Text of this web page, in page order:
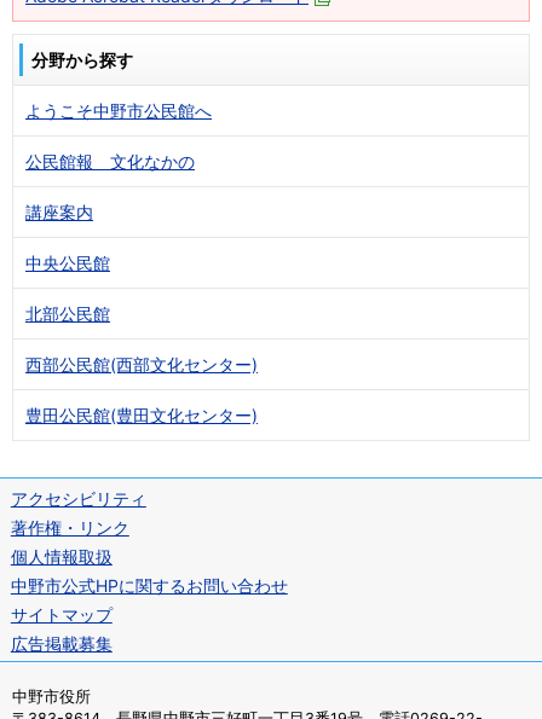
分野から探す
ようこそ中野市公民館へ
公民館報 文化なかの
講座案内
中央公民館
北部公民館
西部公民館(西部文化センター)
豊田公民館(豊田文化センター)
アクセシビリティ
著作権・リンク
個人情報取扱
中野市公式HPに関するお問い合わせ
サイトマップ
広告掲載募集
中野市役所